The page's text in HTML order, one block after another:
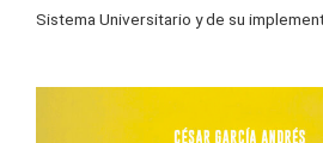
Sistema Universitario y de su